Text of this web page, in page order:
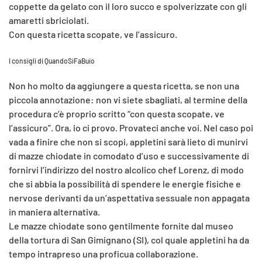
coppette da gelato con il loro succo e spolverizzate con gli
amaretti sbriciolati.
Con questa ricetta scopate, ve l’assicuro.
I consigli di QuandoSiFaBuio
Non ho molto da aggiungere a questa ricetta, se non una
piccola annotazione: non vi siete sbagliati, al termine della
procedura c’è proprio scritto “con questa scopate, ve
l’assicuro”. Ora, io ci provo. Provateci anche voi. Nel caso poi
vada a finire che non si scopi, appletini sarà lieto di munirvi
di mazze chiodate in comodato d’uso e successivamente di
fornirvi l’indirizzo del nostro alcolico chef Lorenz, di modo
che si abbia la possibilità di spendere le energie fisiche e
nervose derivanti da un’aspettativa sessuale non appagata
in maniera alternativa.
Le mazze chiodate sono gentilmente fornite dal museo
della tortura di San Gimignano (SI), col quale appletini ha da
tempo intrapreso una proficua collaborazione.